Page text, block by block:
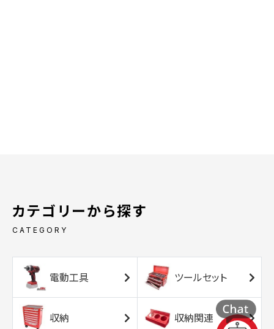
カテゴリーから探す
CATEGORY
電動工具 ツールセット
収納 収納関連